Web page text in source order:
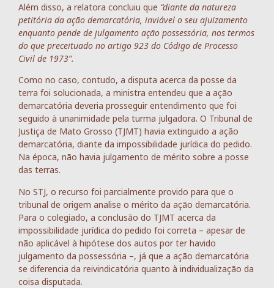
Além disso, a relatora concluiu que “diante da natureza
petitória da ação demarcatória, inviável o seu ajuizamento
enquanto pende de julgamento ação possessória, nos termos
do que preceituado no artigo 923 do Código de Processo
Civil de 1973”.
Como no caso, contudo, a disputa acerca da posse da
terra foi solucionada, a ministra entendeu que a ação
demarcatória deveria prosseguir entendimento que foi
seguido à unanimidade pela turma julgadora. O Tribunal de
Justiça de Mato Grosso (TJMT) havia extinguido a ação
demarcatória, diante da impossibilidade jurídica do pedido.
Na época, não havia julgamento de mérito sobre a posse
das terras.
No STJ, o recurso foi parcialmente provido para que o
tribunal de origem analise o mérito da ação demarcatória.
Para o colegiado, a conclusão do TJMT acerca da
impossibilidade jurídica do pedido foi correta – apesar de
não aplicável à hipótese dos autos por ter havido
julgamento da possessória –, já que a ação demarcatória
se diferencia da reivindicatória quanto à individualização da
coisa disputada.